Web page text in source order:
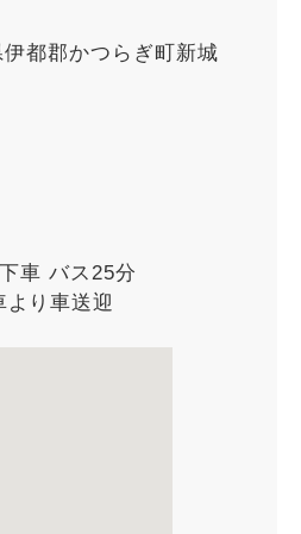
都郡かつらぎ町新城
車 バス25分
り車送迎